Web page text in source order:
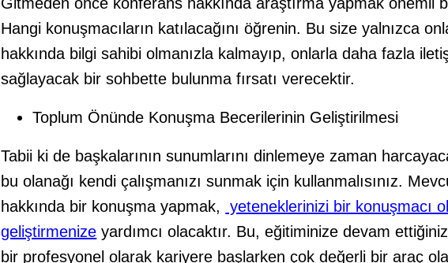
Hangi konuşmacıların katılacağını öğrenin. Bu size yalnızca
hakkında bilgi sahibi olmanızla kalmayıp, onlarla daha fazla
sağlayacak bir sohbette bulunma fırsatı verecektir.
Toplum Önünde Konuşma Becerilerinin Geliştirilmesi
Tabii ki de başkalarının sunumlarını dinlemeye zaman
bu olanağı kendi çalışmanızı sunmak için kullanmalısınız.
hakkında bir konuşma yapmak,
yeteneklerinizi bir konuşmacı
geliştirmenize yardımcı olacaktır. Bu, eğitiminize devam
bir profesyonel olarak kariyere başlarken çok değerli bir araç